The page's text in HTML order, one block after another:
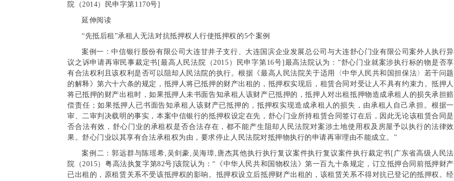
院（2014）民申字第1170号]
延伸阅读
“先抵后租”承租人无法对抗抵押权人行使抵押权的5个案例
案例一：中信银行股份有限公司大连甘井子支行、大连国滨企业发展总公司与大连舒心门业有限公司案外人执行异
议之诉申请再审民事裁定书[最高人民法院（2015）民申字第16号]最高法院认为：“舒心门业就案涉执行标的物是否享
有合法权利且该权利是否可以阻却人民法院的执行。根据《最高人民法院关于适用〈中华人民共和国担保法〉若干问题
的解释》第六十六条的规定，抵押人将已抵押的财产出租的，抵押权实现后，租赁合同对受让人不具有约束力。抵押人
将已抵押的财产出租时，如果抵押人未书面告知承租人该财产已抵押的，抵押人对出租抵押物造成承租人的损失承担赔
偿责任；如果抵押人已书面告知承租人该财产已抵押的，抵押权实现造成承租人的损失，由承租人自己承担。根据一
审、二审判决载明的事实，本案中信银行的抵押权设定在先，舒心门业所持租赁合同签订在后，因此无论该租赁合同是
否合法有效，舒心门业的承租权是否合法存在，都不能产生阻却人民法院对案涉土地使用权及房屋予以执行的法律效
果。舒心门业以其享有合法承租权为由，要求停止人民法院对抵押物执行的申请再审理由不能成立。”
案例二：郭远群与陈瑶希,吴剑豪,吴海璋,唐杰其他执行执行复议案件执行复议案件执行裁定书[广东省高级人民法
院（2015）粤高法执复字第82号]该院认为：“《中华人民共和国物权法》第一百九十条规定，订立抵押合同前抵押财产
已出租的，原租赁关系不受该抵押权的影响。抵押权设立后抵押财产出租的，该租赁关系不得对抗已登记的抵押权。经